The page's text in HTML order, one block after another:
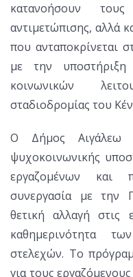
κατανοήσουν
αντιμετώπισης, αλλά
που ανταποκρίνεται
με την υποστήριξη
κοινωνικών
σταδιοδρομίας του
Ο Δήμος Αιγάλεω
ψυχοκοινωνικής
εργαζομένων και
συνεργασία με την
θετική αλλαγή στις
καθημερινότητα
στελεχών. Το
για τους